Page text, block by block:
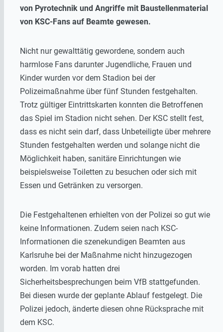
von Pyrotechnik und Angriffe mit Baustellenmaterial
von KSC-Fans auf Beamte gewesen.
Nicht nur gewalttätig gewordene, sondern auch
harmlose Fans darunter Jugendliche, Frauen und
Kinder wurden vor dem Stadion bei der
Polizeimaßnahme über fünf Stunden festgehalten.
Trotz gültiger Eintrittskarten konnten die Betroffenen
das Spiel im Stadion nicht sehen. Der KSC stellt fest,
dass es nicht sein darf, dass Unbeteiligte über mehrere
Stunden festgehalten werden und solange nicht die
Möglichkeit haben, sanitäre Einrichtungen wie
beispielsweise Toiletten zu besuchen oder sich mit
Essen und Getränken zu versorgen.
Die Festgehaltenen erhielten von der Polizei so gut wie
keine Informationen. Zudem seien nach KSC-
Informationen die szenekundigen Beamten aus
Karlsruhe bei der Maßnahme nicht hinzugezogen
worden. Im vorab hatten drei
Sicherheitsbesprechungen beim VfB stattgefunden.
Bei diesen wurde der geplante Ablauf festgelegt. Die
Polizei jedoch, änderte diesen ohne Rücksprache mit
dem KSC.